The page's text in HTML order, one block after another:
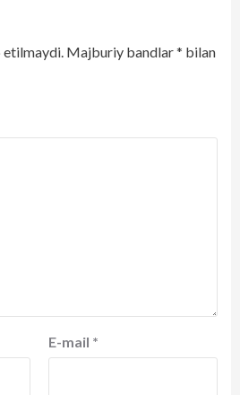
etilmaydi. Majburiy bandlar* bilan
E-mail *